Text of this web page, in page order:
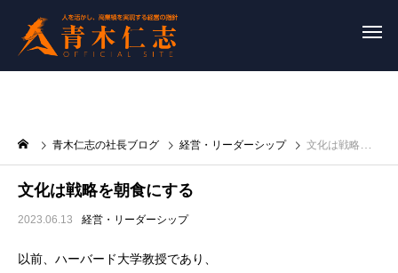
青木仁志の社長ブログ 経営・リーダーシップ 文化は戦略を朝食にする
文化は戦略を朝食にする
2023.06.13 経営・リーダーシップ
以前、ハーバード大学教授であり、